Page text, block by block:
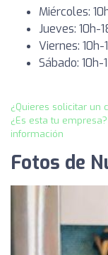
Miércoles:
Jueves: 10h-
Viernes: 10h-
Sábado: 10h-
¿Quieres solicitar un
¿Es esta tu
información
Fotos de